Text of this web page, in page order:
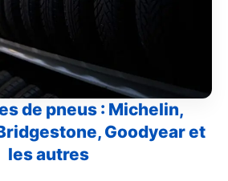
de pneus : Michelin,
Goodyear et
les autres